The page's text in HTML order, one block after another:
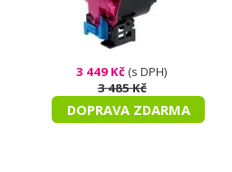
3 449 Kč(s DPH)
3 485 Kč
DOPRAVA ZDARMA